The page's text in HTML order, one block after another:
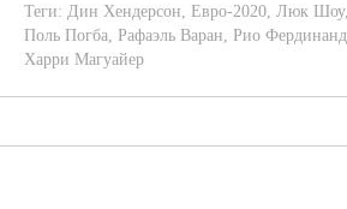
Теги: Дин Хендерсон Евро-2020 Люк Шоу,
Поль Погба
Рафаэль Варан Рио Фердинанд
Харри Магуайер